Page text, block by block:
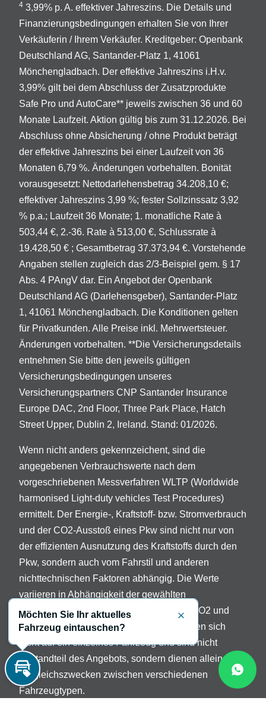
4 3,99% p. A. effektiver Jahreszins. Die Details und
Finanzierungsbedingungen erhalten Sie von Ihrer
Verkäuferin / Ihrem Verkäufer. Kreditgeber: Openbank
Deutschland AG, Santander-Platz 1, 41061
Mönchengladbach. Der effektive Jahreszins i.H.v.
3,99% gilt bei dem Abschluss der Zusatzprodukte
Safe Pro und AutoCare** jeweils zwischen 36 und 60
Monate Laufzeit. Aktion gültig bis zum 31.12.2026. Bei
Abschluss ohne Absicherung / ohne Produkt beträgt
der effektive Jahreszins bei einer Laufzeit von 36
Monaten 6,79 %. Änderungen vorbehalten. Bonität
vorausgesetzt: Nettodarlehensbetrag 34.208,10 €;
effektiver Jahreszins 3,99 %; fester Sollzinssatz 3,92
% p.a.; Laufzeit 36 Monate; 1. monatliche Rate à
503,44 €, 2.-36. Rate à 513,00 €, Schlussrate à
19.428,50 € ; Gesamtbetrag 37.373,94 €. Vorstehende
Angaben stellen zugleich das 2/3-Beispiel gem. § 17
Abs. 4 PAngV dar. Ein Angebot der Openbank
Deutschland AG (Darlehensgeber), Santander-Platz
1, 41061 Mönchengladbach. Die Konditionen gelten
für Privatkunden. Alle Preise inkl. Mehrwertsteuer.
Änderungen vorbehalten. **Die Versicherungsdetails
entnehmen Sie bitte den jeweils gültigen
Versicherungsbedingungen unseres
Versicherungspartners CNP Santander Insurance
Europe DAC, 2nd Floor, Three Park Place, Hatch
Street Upper, Dublin 2, Ireland. Stand: 01/2026.
Wenn nicht anders gekennzeichent, sind die
angegebenen Verbrauchswerte nach dem
vorgeschriebenen Messverfahren WLTP (Worldwide
harmonised Light-duty vehicles Test Procedures)
ermittelt. Der Energie-, Kraftstoff- bzw. Stromverbrauch
und der CO2-Ausstoß eines Pkw sind nicht nur von
der effizienten Ausnutzung des Kraftstoffs durch den
Pkw, sondern auch vom Fahrstil und anderen
nichttechnischen Faktoren abhängig. Die Werte
variieren in Abhängigkeit der gewählten
Sonderausstattungen. Beschreibung der CO2 und
Verbrauchsangaben: Die Angaben beziehen sich
nicht auf ein einzelnes Fahrzeug und sind nicht
Bestandteil des Angebots, sondern dienen allein
Vergleichszwecken zwischen verschiedenen
Fahrzeugtypen.
Inzahlungnahme
Möchten Sie Ihr aktuelles
Fahrzeug eintauschen?
Schließen